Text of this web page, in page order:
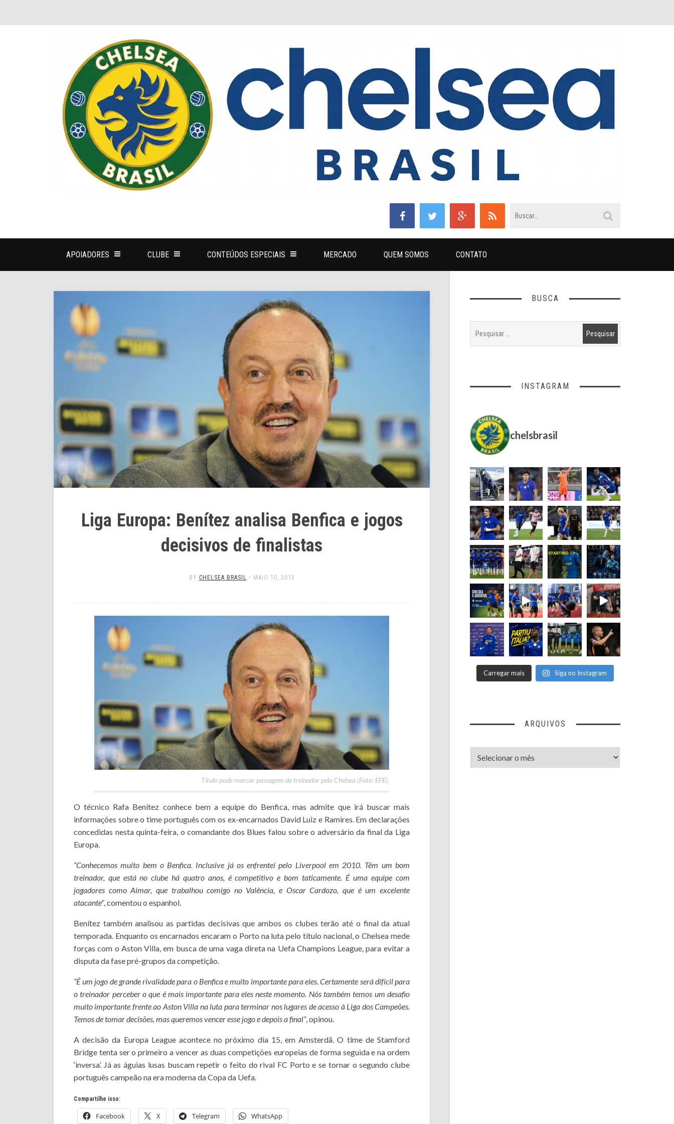
APOIADORES CLUBE CONTEÚDOS ESPECIAIS MERCADO QUEM SOMOS CONTATO
Liga Europa: Benítez analisa Benfica e jogos
decisivos de finalistas
BY CHELSEA BRASIL • MAIO 10, 2013
Título pode marcar passagem de treinador pelo Chelsea (Foto: EFE).
O técnico Rafa Benítez conhece bem a equipe do Benfica, mas admite que irá buscar mais
informações sobre o time português com os ex-encarnados David Luiz e Ramires. Em declarações
concedidas nesta quinta-feira, o comandante dos Blues falou sobre o adversário da final da Liga
Europa.
“Conhecemos muito bem o Benfica. Inclusive já os enfrentei pelo Liverpool em 2010. Têm um bom
treinador, que está no clube há quatro anos, é competitivo e bom taticamente. É uma equipe com
jogadores como Aimar, que trabalhou comigo no Valência, e Oscar Cardozo, que é um excelente
atacante”, comentou o espanhol.
Benítez também analisou as partidas decisivas que ambos os clubes terão até o final da atual
temporada. Enquanto os encarnados encaram o Porto na luta pelo título nacional, o Chelsea mede
forças com o Aston Villa, em busca de uma vaga direta na Uefa Champions League, para evitar a
disputa da fase pré-grupos da competição.
“É um jogo de grande rivalidade para o Benfica e muito importante para eles. Certamente será difícil para
o treinador perceber o que é mais importante para eles neste momento. Nós também temos um desafio
muito importante frente ao Aston Villa na luta para terminar nos lugares de acesso à Liga dos Campeões.
Temos de tomar decisões, mas queremos vencer esse jogo e depois a final”, opinou.
A decisão da Europa League acontece no próximo dia 15, em Amsterdã. O time de Stamford
Bridge tenta ser o primeiro a vencer as duas competições europeias de forma seguida e na ordem
‘inversa’. Já as águias lusas buscam repetir o feito do rival FC Porto e se tornar o segundo clube
português campeão na era moderna da Copa da Uefa.
Compartilhe isso:
Facebook X Telegram WhatsApp
BUSCA
INSTAGRAM
chelsbrasil
Carregar mais Siga no Instagram
ARQUIVOS